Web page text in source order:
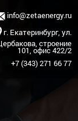
info@zetaenergy.ru
г. Екатеринбург, ул.
строение
101, офис 422/2
+7 (343) 271 66 77